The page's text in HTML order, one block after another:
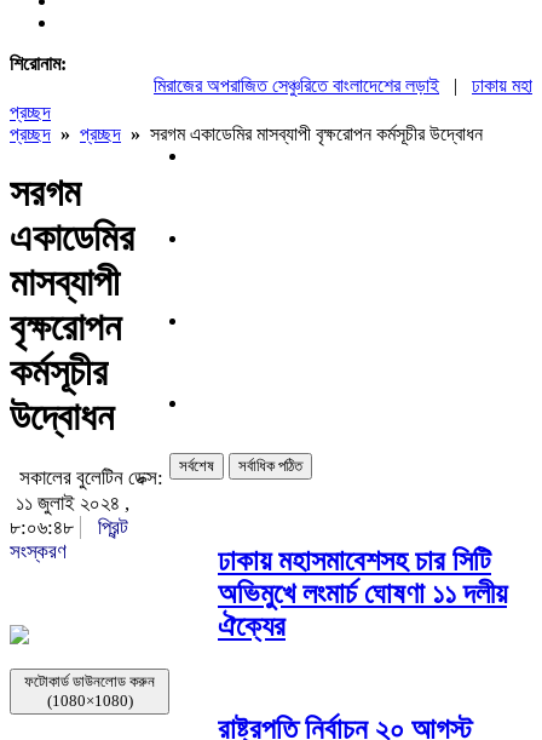
শিরোনাম:
মিরাজের অপরাজিত সেঞ্চুরিতে বাংলাদেশের লড়াই|
ঢাকায়
প্রচ্ছদ
প্রচ্ছদ » প্রচ্ছদ » সরগম একাডেমির মাসব্যাপী বৃক্ষরোপন কর্মসূচীর উদ্বোধন
সরগম
একাডেমির
মাসব্যাপী
বৃক্ষরোপন
কর্মসূচীর
উদ্বোধন
সকালের বুলেটিন ডেক্স:
১১ জুলাই ২০২৪ ,
৮:০৬:৪৮
প্রিন্ট
সংস্করণ
ফটোকার্ড ডাউনলোড করুন
(1080×1080)
সর্বশেষ সর্বাধিক পঠিত
ঢাকায় মহাসমাবেশসহ চার সিটি
অভিমুখে লংমার্চ ঘোষণা ১১ দলীয়
ঐক্যের
রাষ্ট্রপতি নির্বাচন ২০ আগস্ট